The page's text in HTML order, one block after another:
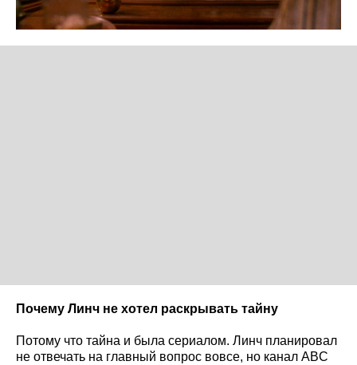
Почему Линч не хотел раскрывать тайну
Потому что тайна и была сериалом. Линч планировал
не отвечать на главный вопрос вовсе, но канал ABC